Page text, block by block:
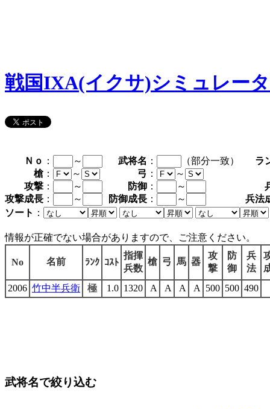
戦国IXA(イクサ)シミュレー
Ｎｏ ： ～ 武将名 ： （部分一致）
ラ
槍 ： ～ 弓 ：
～
攻撃 ： ～ 防御 ： ～
攻撃成長 ： ～ 防御成長 ： ～
兵法
ソート ：
情報が正確でない場合がありますので、ご注意ください。
No 名前 ﾗﾝｸ ｺｽﾄ
指揮
兵数
槍 弓 馬 器
攻
撃
防
御
兵
法
2006 竹中半兵衛 極 1.0 1320 A A A A 500 500 490
武将名で絞り込む